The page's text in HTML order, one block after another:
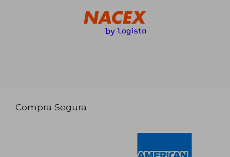
Compra Segura